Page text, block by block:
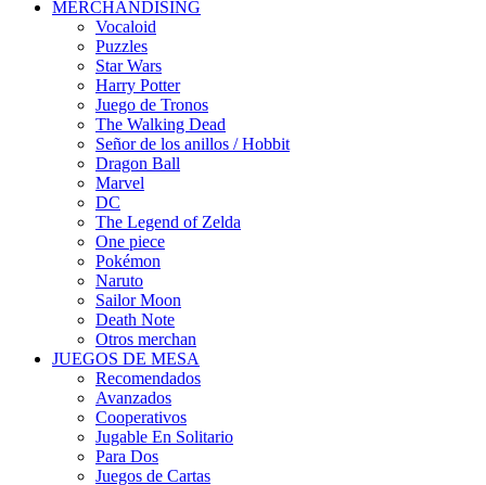
MERCHANDISING
Vocaloid
Puzzles
Star Wars
Harry Potter
Juego de Tronos
The Walking Dead
Señor de los anillos / Hobbit
Dragon Ball
Marvel
DC
The Legend of Zelda
One piece
Pokémon
Naruto
Sailor Moon
Death Note
Otros merchan
JUEGOS DE MESA
Recomendados
Avanzados
Cooperativos
Jugable En Solitario
Para Dos
Juegos de Cartas